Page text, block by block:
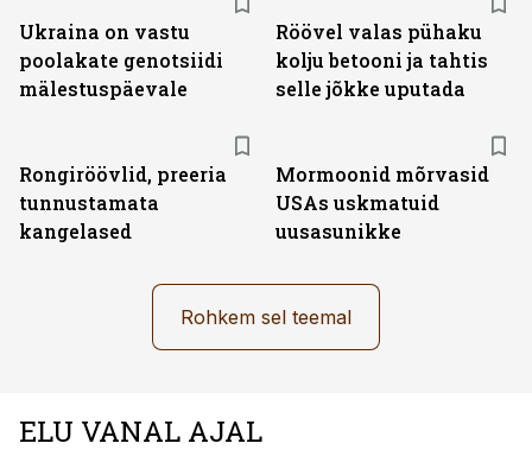
Ukraina on vastu
poolakate genotsiidi
mälestuspäevale
Röövel valas pühaku
kolju betooni ja tahtis
selle jõkke uputada
Rongiröövlid, preeria
tunnustamata
kangelased
Mormoonid mõrvasid
USAs uskmatuid
uusasunikke
Rohkem sel teemal
ELU VANAL AJAL